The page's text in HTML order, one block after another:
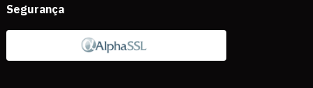
Segurança